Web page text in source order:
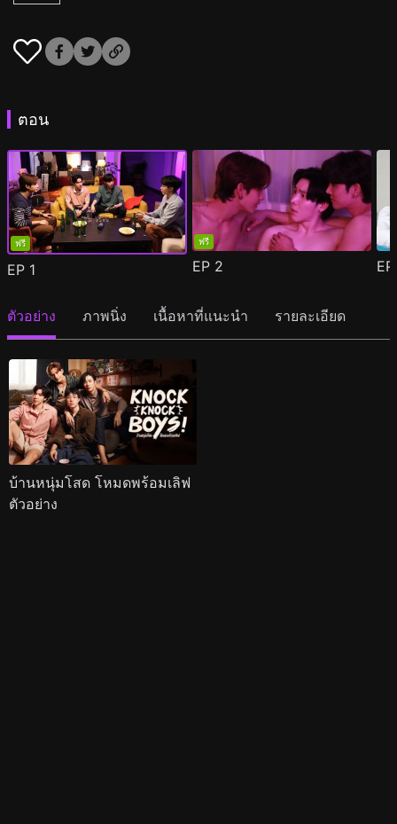
ตอน
ฟรี
EP 1
ฟรี
EP 2
ตัวอย่าง ภาพนิ่ง เนื้อหาที่แนะนำ รายละเอียด
บ้านหนุ่มโสด โหมดพร้อมเลิฟ
ตัวอย่าง